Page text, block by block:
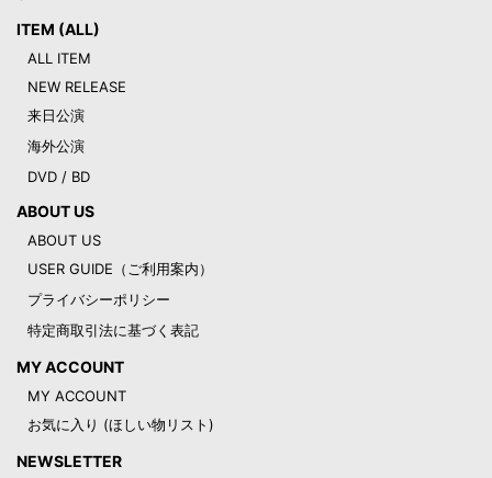
ITEM (ALL)
ALL ITEM
NEW RELEASE
来日公演
海外公演
DVD / BD
ABOUT US
ABOUT US
USER GUIDE（ご利用案内）
プライバシーポリシー
特定商取引法に基づく表記
MY ACCOUNT
MY ACCOUNT
お気に入り (ほしい物リスト)
NEWSLETTER